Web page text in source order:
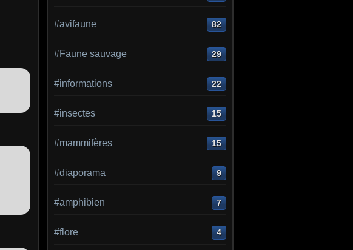
#avifaune 82
#Faune sauvage 29
#informations 22
#insectes 15
#mammifères 15
#diaporama 9
#amphibien 7
#flore 4